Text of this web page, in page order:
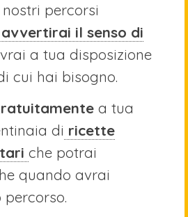
percorsi
il senso di
a tua disposizione
cui hai bisogno.
a tua
di ricette
che potrai
quando avrai